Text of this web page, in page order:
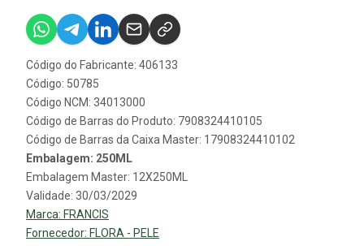
Código do Fabricante: 406133
Código: 50785
Código NCM: 34013000
Código de Barras do Produto: 7908324410105
Código de Barras da Caixa Master: 17908324410102
Embalagem: 250ML
Embalagem Master: 12X250ML
Validade: 30/03/2029
Marca: FRANCIS
Fornecedor: FLORA - PELE